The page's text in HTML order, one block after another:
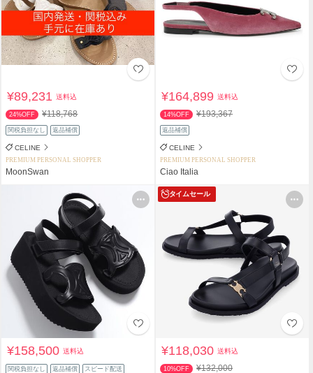
¥89,231送料込
24%OFF ¥118,768
関税負担なし 返品補償
CELINE
PREMIUM PERSONAL SHOPPER
MoonSwan
¥164,899送料込
14%OFF ¥193,367
返品補償
CELINE
PREMIUM PERSONAL SHOPPER
Ciao Italia
¥158,500送料込
関税負担なし 返品補償 スピード配送
タイムセール
¥118,030送料込
10%OFF ¥132,000